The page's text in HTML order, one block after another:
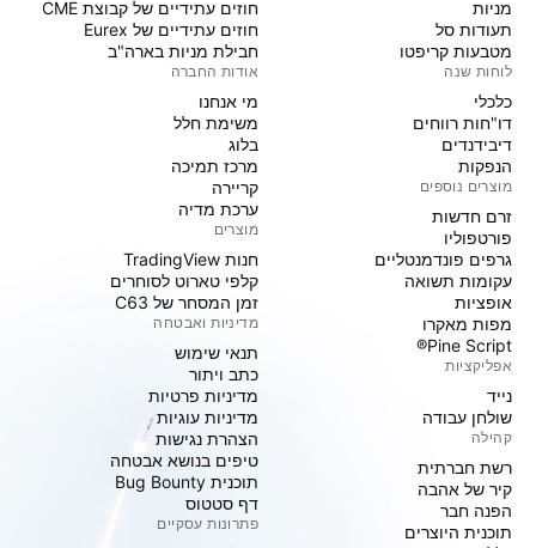
מניות‏
תעודות סל
מטבעות קריפטו
לוחות שנה
כלכלי
דו"חות רווחים
דיבידנדים
הנפקות
מוצרים נוספים
זרם חדשות
פורטפוליו
גרפים פונדמנטליים
עקומות תשואה
אופציות
מפות מאקרו
Pine Script®
אפליקציות
נייד
שולחן עבודה
קהילה
רשת חברתית
קיר של אהבה
הפנה חבר
תוכנית היוצרים
חוזים עתידיים של קבוצת CME
חוזים עתידיים של Eurex
חבילת מניות בארה"ב
אודות החברה
מי אנחנו
משימת חלל
בלוג
מרכז תמיכה
קריירה
ערכת מדיה
מוצרים
חנות TradingView
קלפי טארוט לסוחרים
זמן המסחר של C63
מדיניות ואבטחה
תנאי שימוש
כתב ויתור
מדיניות פרטיות
מדיניות עוגיות
הצהרת נגישות
טיפים בנושא אבטחה
תוכנית Bug Bounty
דף סטטוס
פתרונות עסקיים